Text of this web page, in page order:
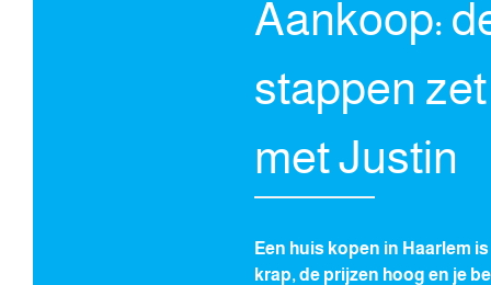
Aankoop:
stappen
met Justin
Een huis kopen in Haarlem
krap, de prijzen hoog en je